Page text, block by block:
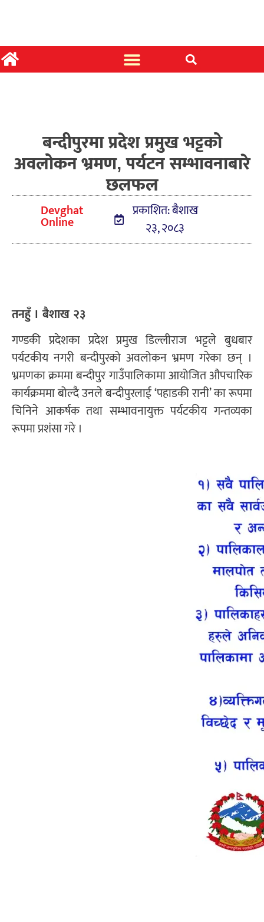
बन्दीपुरमा प्रदेश प्रमुख भट्टको
अवलोकन भ्रमण, पर्यटन सम्भावनाबारे
छलफल
Devghat
Online
प्रकाशित: बैशाख
२३, २०८३
तनहुँ । बैशाख २३
गण्डकी प्रदेशका प्रदेश प्रमुख डिल्लीराज भट्टले बुधबार
पर्यटकीय नगरी बन्दीपुरको अवलोकन भ्रमण गरेका छन् ।
भ्रमणका क्रममा बन्दीपुर गाउँपालिकामा आयोजित औपचारिक
कार्यक्रममा बोल्दै उनले बन्दीपुरलाई ‘पहाडकी रानी’ का रूपमा
चिनिने आकर्षक तथा सम्भावनायुक्त पर्यटकीय गन्तव्यका
रूपमा प्रशंसा गरे ।